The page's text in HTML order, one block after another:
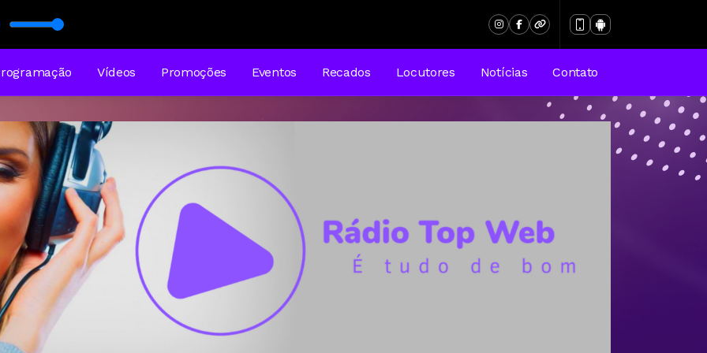
Top
Vídeos Promoções Eventos Recados Locutores Notícias Contato